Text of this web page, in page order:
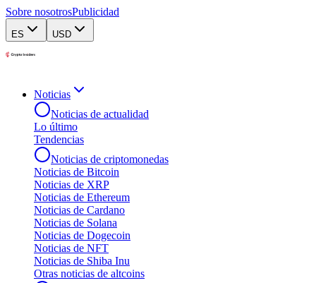
Sobre nosotrosPublicidad
ES USD
Noticias
Noticias de actualidad
Lo último
Tendencias
Noticias de criptomonedas
Noticias de Bitcoin
Noticias de XRP
Noticias de Ethereum
Noticias de Cardano
Noticias de Solana
Noticias de Dogecoin
Noticias de NFT
Noticias de Shiba Inu
Otras noticias de altcoins